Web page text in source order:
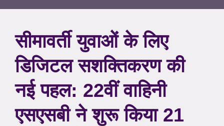
सीमावर्ती युवाओं के लिए
डिजिटल सशक्तिकरण की
नई पहल: 22वीं वाहिनी
एसएसबी ने शुरू किया 21